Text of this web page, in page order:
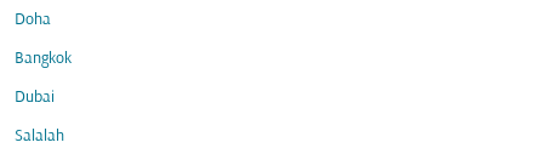
Doha
Bangkok
Dubai
Salalah